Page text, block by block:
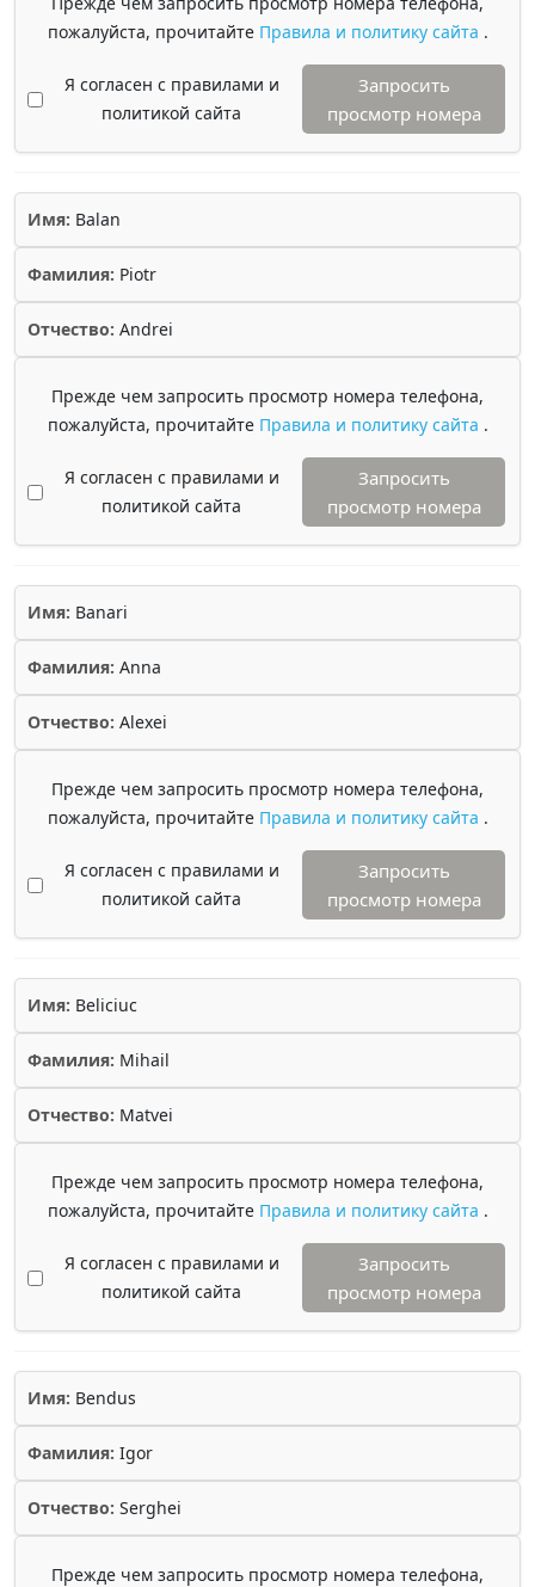
пожалуйста, прочитайте Правила и политику сайта .
Я согласен с правилами и
политикой сайта
Запросить
просмотр номера
Имя: Balan
Фамилия: Piotr
Отчество: Andrei
Прежде чем запросить просмотр номера телефона,
пожалуйста, прочитайте Правила и политику сайта .
Я согласен с правилами и
политикой сайта
Запросить
просмотр номера
Имя: Banari
Фамилия: Anna
Отчество: Alexei
Прежде чем запросить просмотр номера телефона,
пожалуйста, прочитайте Правила и политику сайта .
Я согласен с правилами и
политикой сайта
Запросить
просмотр номера
Имя: Beliciuc
Фамилия: Mihail
Отчество: Matvei
Прежде чем запросить просмотр номера телефона,
пожалуйста, прочитайте Правила и политику сайта .
Я согласен с правилами и
политикой сайта
Запросить
просмотр номера
Имя: Bendus
Фамилия: Igor
Отчество: Serghei
Прежде чем запросить просмотр номера телефона,